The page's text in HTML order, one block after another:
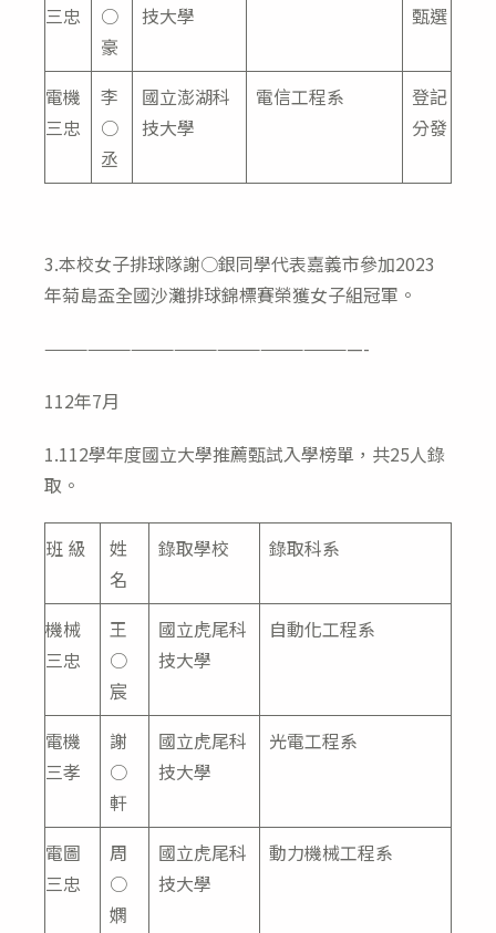
三忠
○
豪
技大學
甄選
電機
三忠
李
○
丞
國立澎湖科
技大學
電信工程系
登記
分發
3.本校女子排球隊謝○銀同學代表嘉義市參加2023
年菊島盃全國沙灘排球錦標賽榮獲女子組冠軍。
——————————————————————-
112年7月
1.112學年度國立大學推薦甄試入學榜單，共25人錄
取。
班 級
姓
名
錄取學校 錄取科系
機械
三忠
王
○
宸
國立虎尾科
技大學
自動化工程系
電機
三孝
謝
○
軒
國立虎尾科
技大學
光電工程系
電圖
三忠
周
○
嫻
國立虎尾科
技大學
動力機械工程系